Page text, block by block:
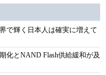
で輝く日本人は確実に増えて
化とNAND Flash供給緩和が及